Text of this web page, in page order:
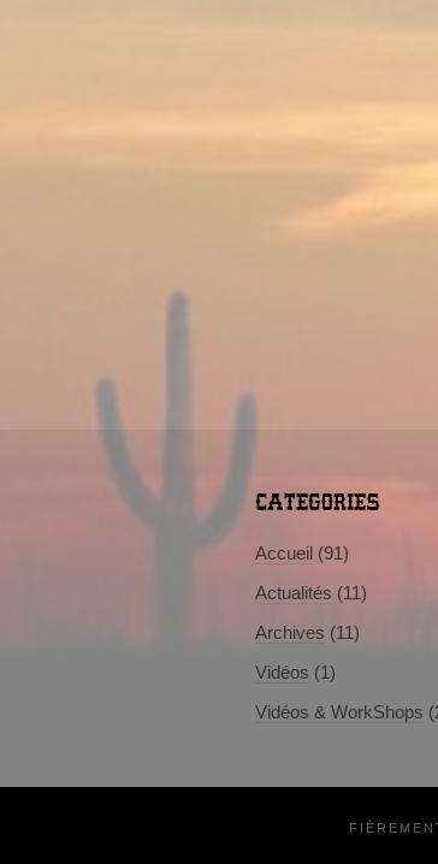
CATEGORIES
Accueil (91)
Actualités (11)
Archives (11)
Vidéos (1)
Vidéos & WorkShops